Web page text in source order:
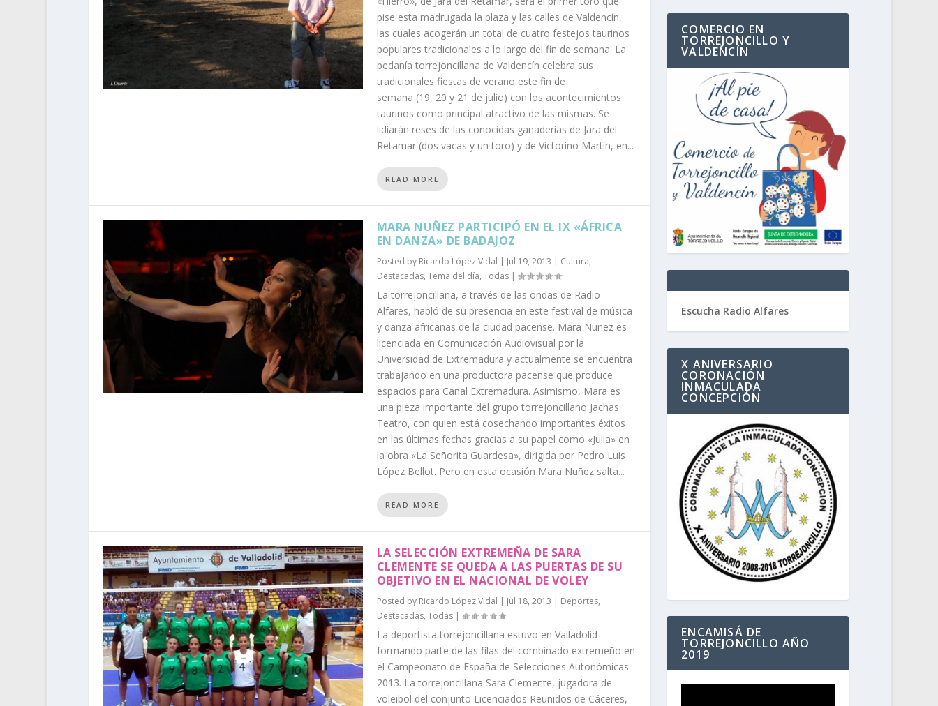
pise esta madrugada la plaza y las calles de Valdencín,
las cuales acogerán un total de cuatro festejos taurinos
populares tradicionales a lo largo del fin de semana. La
pedanía torrejoncillana de Valdencín celebra sus
tradicionales fiestas de verano este fin de
semana (19, 20 y 21 de julio) con los acontecimientos
taurinos como principal atractivo de las mismas. Se
lidiarán reses de las conocidas ganaderías de Jara del
Retamar (dos vacas y un toro) y de Victorino Martín, en...
READ MORE
MARA NUÑEZ PARTICIPÓ EN EL IX «ÁFRICA
EN DANZA» DE BADAJOZ
Posted by Ricardo López Vidal | Jul 19, 2013 | Cultura,
Destacadas, Tema del día, Todas|
La torrejoncillana, a través de las ondas de Radio
Alfares, habló de su presencia en este festival de música
y danza africanas de la ciudad pacense. Mara Nuñez es
licenciada en Comunicación Audiovisual por la
Universidad de Extremadura y actualmente se encuentra
trabajando en una productora pacense que produce
espacios para Canal Extremadura. Asimismo, Mara es
una pieza importante del grupo torrejoncillano Jachas
Teatro, con quien está cosechando importantes éxitos
en las últimas fechas gracias a su papel como «Julia» en
la obra «La Señorita Guardesa», dirigida por Pedro Luis
López Bellot. Pero en esta ocasión Mara Nuñez salta...
READ MORE
LA SELECCIÓN EXTREMEÑA DE SARA
CLEMENTE SE QUEDA A LAS PUERTAS DE SU
OBJETIVO EN EL NACIONAL DE VOLEY
Posted by Ricardo López Vidal | Jul 18, 2013 | Deportes,
Destacadas, Todas|
La deportista torrejoncillana estuvo en Valladolid
formando parte de las filas del combinado extremeño en
el Campeonato de España de Selecciones Autonómicas
2013. La torrejoncillana Sara Clemente, jugadora de
voleibol del conjunto Licenciados Reunidos de Cáceres,
COMERCIO EN
TORREJONCILLO Y
VALDENCÍN
Escucha Radio Alfares
X ANIVERSARIO
CORONACIÓN
INMACULADA
CONCEPCIÓN
ENCAMISÁ DE
TORREJONCILLO AÑO
2019